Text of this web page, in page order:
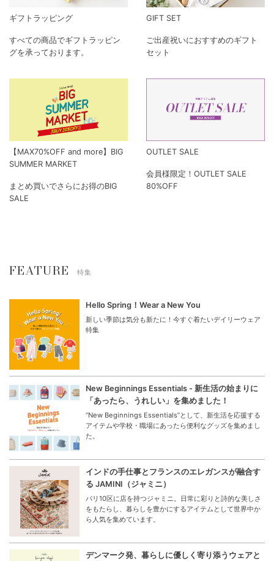
ギフトラッピング
すべての商品でギフトラッピン
グを承っております。
GIFT SET
ご出産祝いにおすすめのギフト
セット
【MAX70%OFF and more】BIG
SUMMER MARKET
まとめ買いでさらにお得のBIG
SALE
OUTLET SALE
会員様限定！OUTLET SALE
80%OFF
FEATURE 特集
Hello Spring！Wear a New You
新しい季節は気分も新たに！今すぐ着たいデイリーウェア
特集
New Beginnings Essentials - 新生活の始まりに
「あったら、うれしい」を集めました！
“New Beginnings Essentials”として、新生活を応援する
アイテムや学校・職場にあったら便利なグッズを集めまし
た。
インドの手仕事とフランスのエレガンスが融合す
る JAMINI（ジャミニ）
パリ10区に店を持つジャミニ。日常に彩りと詩的な美しさ
をもたらし、暮らしを豊かにするアイテムとして世界中か
ら人気を集めています。
デンマーク発、暮らしに優しく寄り添うウェアと